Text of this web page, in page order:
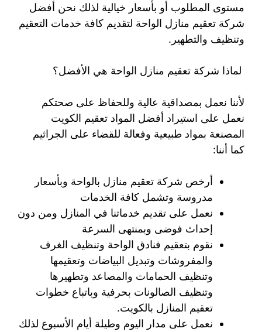
مستوى المطلوب أو بأسعار خيالية لذلك نحن أفضل
شركة تعقيم منازل الواحة لتقديم كافة خدمات التعقيم
وتنظيف والتطهير.
لماذا شركة تعقيم منازل الواحة هي الأفضل؟
لأننا نعمل بمصداقية عالية وللحفاظ على صحتكم
نعمل على استيراد أفضل المواد تعقيم الكويت
المصنعة بمواد طبيعية وفعالة للقضاء على الجراثيم
كما أننا:
أرخص شركة تعقيم منازل بالواحة وبأسعار
مدروسة وتشمل كافة الخدمات
نعمل على تقديم خدماتنا في المنازل ومن دون
إحداث فوضى وبمنتهى السرعة
نقوم بتعقيم فنادق الواحة وتنظيف الغرف
والمفروشات وتبديل البياضات وتعقيمها
وتنظيف الحمامات والمصاعد وتطهيرها
وتنظيف الصالونات بحرفية وباتباع خطوات
تعقيم المنازل بالكويت.
نعمل على مدار اليوم وطيلة أيام الأسبوع لذلك